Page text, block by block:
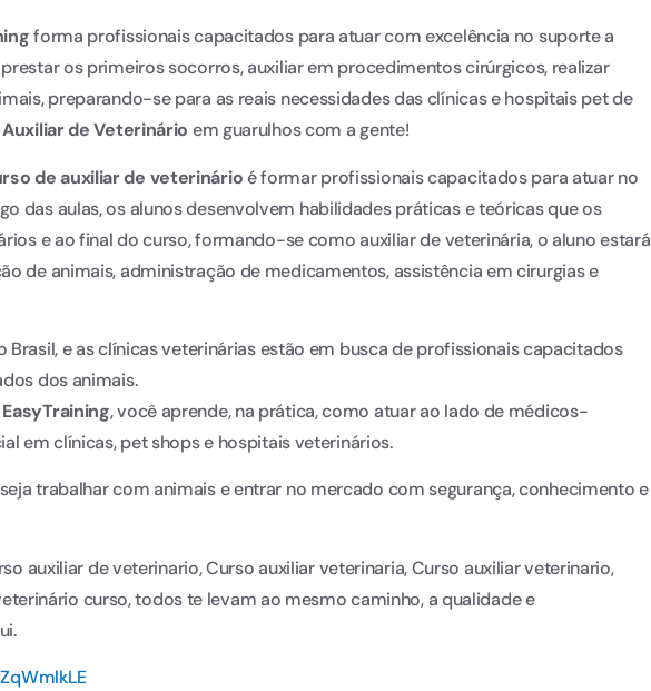
forma profissionais capacitados para atuar com excelência no suporte a
os primeiros socorros, auxiliar em procedimentos cirúrgicos, realizar
preparando-se para as reais necessidades das clínicas e hospitais pet de
de Veterinário em guarulhos com a gente!
de auxiliar de veterinárioé formar profissionais capacitados para atuar no
das aulas, os alunos desenvolvem habilidades práticas e teóricas que os
e ao final do curso, formando-se como auxiliar de veterinária, o aluno estará
de animais, administração de medicamentos, assistência em cirurgias e
e as clínicas veterinárias estão em busca de profissionais capacitados
dos animais.
, você aprende, na prática, como atuar ao lado de médicos-
em clínicas, pet shops e hospitais veterinários.
trabalhar com animais e entrar no mercado com segurança, conhecimento e
auxiliar de veterinario, Curso auxiliar veterinaria, Curso auxiliar veterinario,
curso, todos te levam ao mesmo caminho, a qualidade e